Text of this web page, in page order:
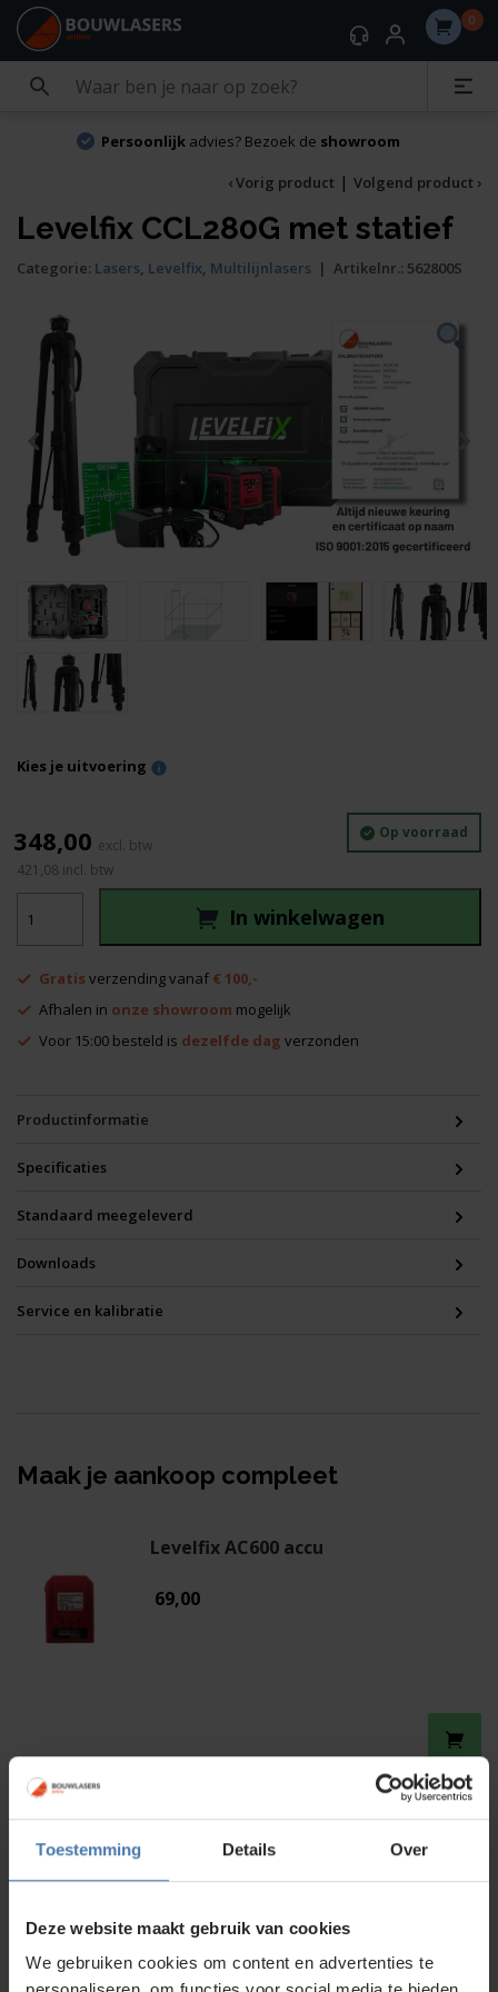
Toestemming Details Over
Deze website maakt gebruik van cookies
We gebruiken cookies om content en advertenties te
0
Persoonlijkadvies? Bezoek de showroom
‹ Vorig product | Volgend product ›
Levelfix CCL280G met statief
Categorie: Lasers, Levelfix, Multilijnlasers | Artikelnr.: 562800S
Kies je uitvoering
Op voorraad
CCL280G
met
aantal
421,08 incl. btw
In winkelwagen
348,00
Gratis verzending vanaf € 100,-
Afhalen in onze showroom mogelijk
Voor 15:00 besteld is dezelfde dag verzonden
Productinformatie
Specificaties
Standaard meegeleverd
Downloads
Service en kalibratie
Maak je aankoop compleet
Levelfix AC600 accu
69,00
Levelfix LLD200GR